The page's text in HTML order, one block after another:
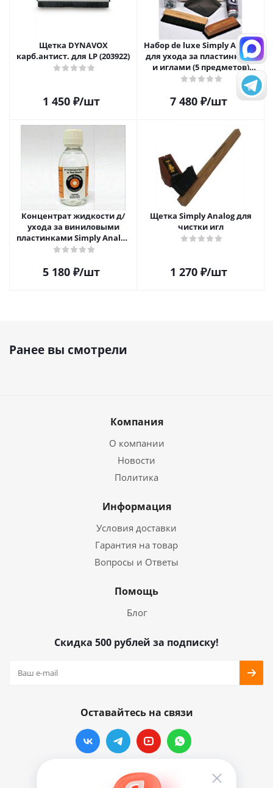
Щетка DYNAVOX
карб.антист. для LP (203922)
1 450₽/шт
Набор de luxe Simply Analog
для ухода за пластинками
и иглами (5 предметов)
SAVC005
7 480₽/шт
Концентрат жидкости д/
ухода за виниловыми
пластинками Simply Analog
200мл
5 180₽/шт
Щетка Simply Analog для
чистки игл
1 270₽/шт
Ранее вы смотрели
Компания
О компании
Новости
Политика
Информация
Условия доставки
Гарантия на товар
Вопросы и Ответы
Помощь
Блог
Скидка 500 рублей за подписку!
Оставайтесь на связи
Наши контакты